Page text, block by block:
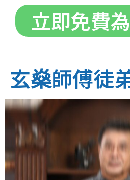
立即免費
玄燊師傅徒